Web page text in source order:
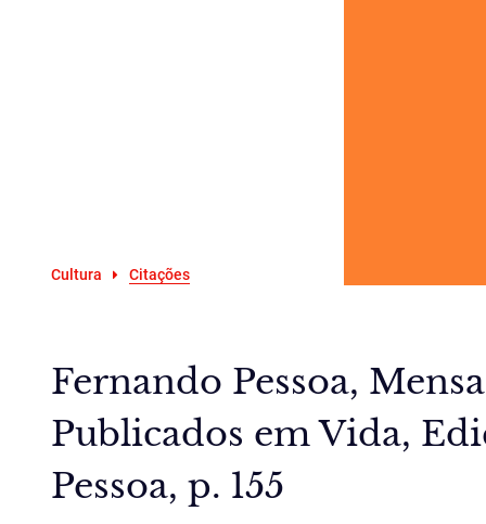
Cultura Citações
Fernando Pessoa,
Publicados em Vida,
Pessoa, p. 155